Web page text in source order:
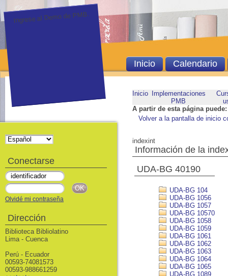
Inicio
Implementaciones
PMB
A partir de esta página puede:
Volver a la pantalla de inicio
indexint
Información de la
UDA-BG 40190
UDA-BG 104
UDA-BG 1056
UDA-BG 1057
UDA-BG 10570
UDA-BG 1058
UDA-BG 1059
UDA-BG 1061
UDA-BG 1062
UDA-BG 1063
UDA-BG 1064
UDA-BG 1065
UDA-BG 1089
Ingrese al Demo de PMB.
Inicio Calendario
Conectarse
Olvidé mi contraseña
Dirección
Biblioteca Bibliolatino
Lima - Cuenca
Perú - Ecuador
00593-74081573
00593-988661259